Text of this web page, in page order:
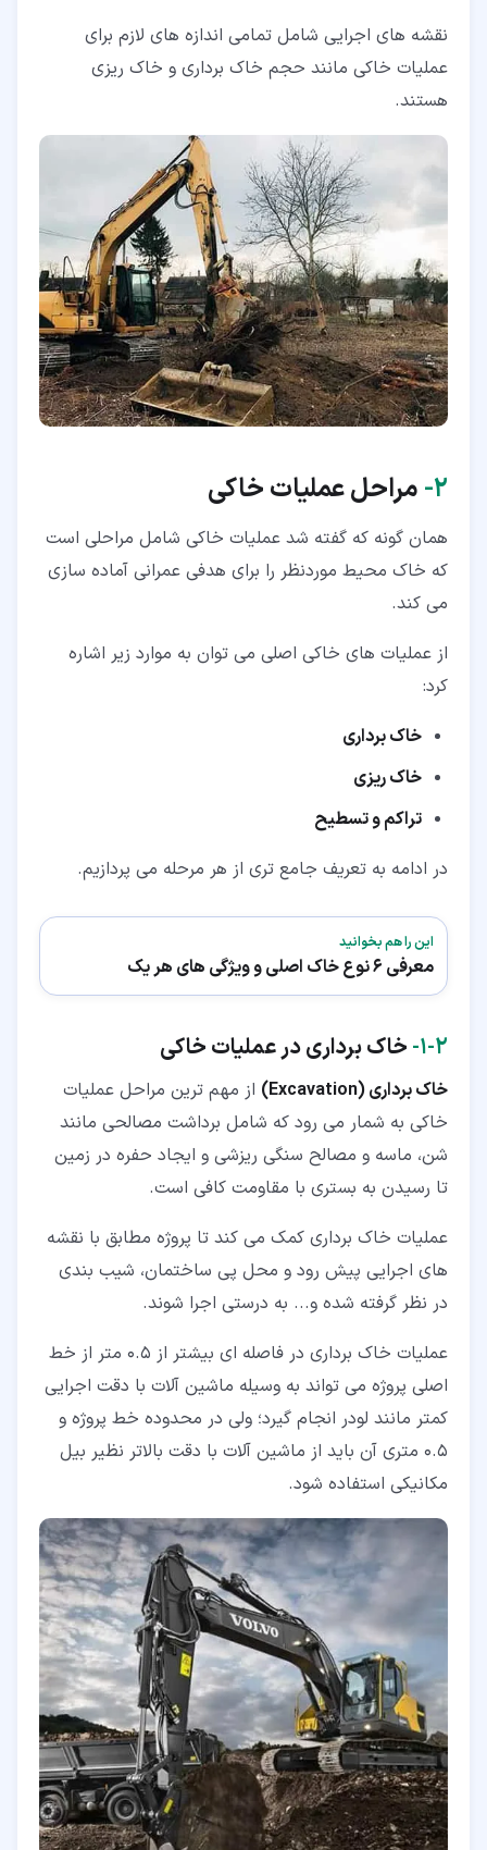
نقشه های اجرایی شامل تمامی اندازه های لازم برای
عملیات خاکی مانند حجم خاک برداری و خاک ریزی
هستند.
۲‏- مراحل عملیات خاکی
همان گونه که گفته شد عملیات خاکی شامل مراحلی است
که خاک محیط موردنظر را برای هدفی عمرانی آماده سازی
می کند.
از عملیات های خاکی اصلی می توان به موارد زیر اشاره
کرد:
خاک برداری
خاک ریزی
تراکم و تسطیح
در ادامه به تعریف جامع تری از هر مرحله می پردازیم.
این را هم بخوانید
معرفی 6 نوع خاک اصلی و ویژگی های هر یک
۲‏-‏۱‏- خاک برداری در عملیات خاکی
خاک برداری (Excavation)
از مهم ترین مراحل عملیات
خاکی به شمار می رود که شامل برداشت مصالحی مانند
شن، ماسه و مصالح سنگی ریزشی و ایجاد حفره در زمین
تا رسیدن به بستری با مقاومت کافی است.
عملیات خاک برداری کمک می کند تا پروژه مطابق با نقشه
های اجرایی پیش رود و محل پی ساختمان، شیب بندی
در نظر گرفته شده و... به درستی اجرا شوند.
عملیات خاک برداری در فاصله ای بیشتر از 0.5 متر از خط
اصلی پروژه می تواند به وسیله ماشین آلات با دقت اجرایی
کمتر مانند لودر انجام گیرد؛ ولی در محدوده خط پروژه و
0.5 متری آن باید از ماشین آلات با دقت بالاتر نظیر بیل
مکانیکی استفاده شود.